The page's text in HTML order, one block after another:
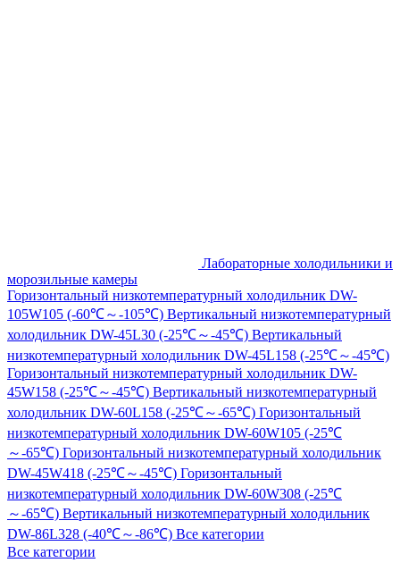
Лабораторные холодильники и
морозильные камеры
Горизонтальный низкотемпературный холодильник DW-
105W105 (-60℃～-105℃) Вертикальный низкотемпературный
холодильник DW-45L30 (-25℃～-45℃) Вертикальный
низкотемпературный холодильник DW-45L158 (-25℃～-45℃)
Горизонтальный низкотемпературный холодильник DW-
45W158 (-25℃～-45℃) Вертикальный низкотемпературный
холодильник DW-60L158 (-25℃～-65℃) Горизонтальный
низкотемпературный холодильник DW-60W105 (-25℃
～-65℃) Горизонтальный низкотемпературный холодильник
DW-45W418 (-25℃～-45℃) Горизонтальный
низкотемпературный холодильник DW-60W308 (-25℃
～-65℃) Вертикальный низкотемпературный холодильник
DW-86L328 (-40℃～-86℃) Все категории
Все категории